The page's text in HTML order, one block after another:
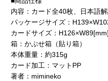
内容：カード全40枚、日本語解
パッケージサイズ：
カードサイズ：H126×W89[mm]
箱：かぶせ箱（貼り箱）
本体重量：約315g
カード加工：マットPP
著者：mimineko